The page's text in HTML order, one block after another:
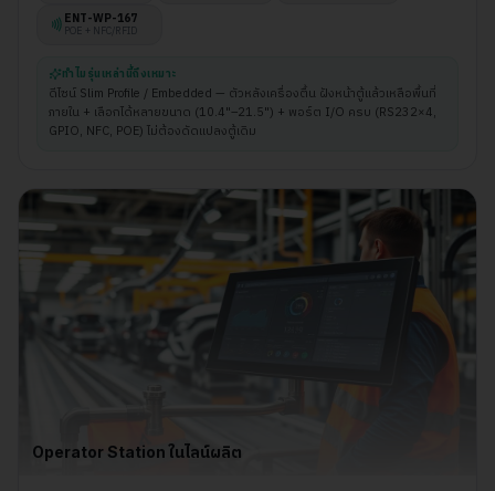
ENT-WP-167
POE + NFC/RFID
ทำไมรุ่นเหล่านี้ถึงเหมาะ
ดีไซน์ Slim Profile / Embedded — ตัวหลังเครื่องตื้น ฝังหน้าตู้แล้วเหลือพื้นที่
ภายใน + เลือกได้หลายขนาด (10.4"–21.5") + พอร์ต I/O ครบ (RS232×4,
GPIO, NFC, POE) ไม่ต้องดัดแปลงตู้เดิม
Operator Station ในไลน์ผลิต